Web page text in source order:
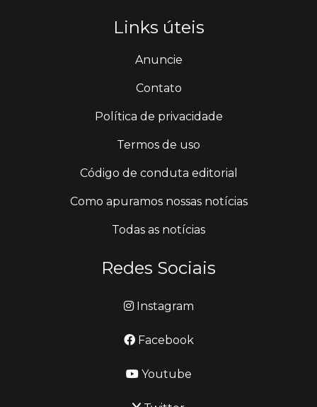
Links úteis
Anuncie
Contato
Política de privacidade
Termos de uso
Código de conduta editorial
Como apuramos nossas notícias
Todas as notícias
Redes Sociais
Instagram
Facebook
Youtube